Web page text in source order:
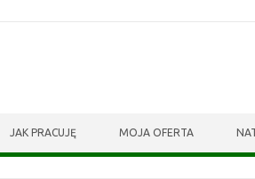
JAK PRACUJĘ MOJA OFERTA